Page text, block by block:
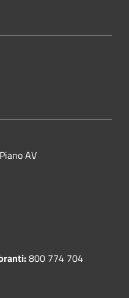
AV
800 774 704